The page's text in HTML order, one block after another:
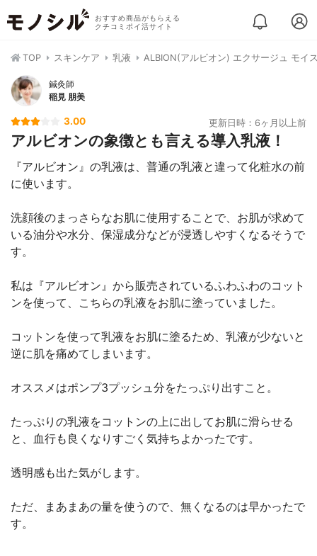
おすすめ商品がもらえる
クチコミポイ活サイト
TOP スキンケア 乳液 ALBION(アルビオン) エクサージュ モイ
鍼灸師
稲見 朋美
3.00 更新日時：6ヶ月以上前
アルビオンの象徴とも言える導入乳液！
『アルビオン』の乳液は、普通の乳液と違って化粧水の前
に使います。
洗顔後のまっさらなお肌に使用することで、お肌が求めて
いる油分や水分、保湿成分などが浸透しやすくなるそうで
す。
私は『アルビオン』から販売されているふわふわのコット
ンを使って、こちらの乳液をお肌に塗っていました。
コットンを使って乳液をお肌に塗るため、乳液が少ないと
逆に肌を痛めてしまいます。
オススメはポンプ3プッシュ分をたっぷり出すこと。
たっぷりの乳液をコットンの上に出してお肌に滑らせる
と、血行も良くなりすごく気持ちよかったです。
透明感も出た気がします。
ただ、まあまあの量を使うので、無くなるのは早かったで
す。